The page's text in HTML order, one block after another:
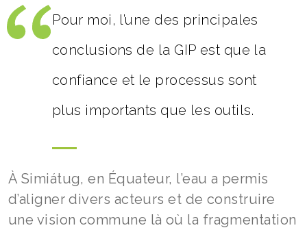
Pour moi, l’une des principales
conclusions de la GIP est que la
confiance et le processus sont
plus importants que les outils.
À Simiátug, en Équateur, l’eau a permis
d’aligner divers acteurs et de construire
une vision commune là où la fragmentation